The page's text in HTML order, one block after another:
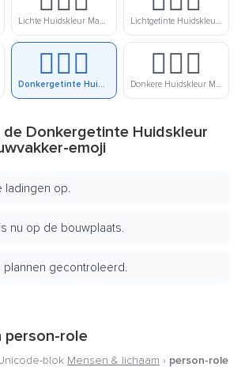
Lichte Huidskleur Mannelijke Bouwvakker Lichtgetinte Huidskleur Mannelijke Bouwvakker
👷🏾‍♂️
Donkergetinte Huidskleur Mannelijke Bouwvakker
👷🏿‍♂️
Donkere Huidskleur Mannelijke Bouwvakker
de Donkergetinte Huidskleur
emoji
ladingen op.
is nu op de bouwplaats.
plannen gecontroleerd.
person-role
blok Mensen & lichaam › person-role